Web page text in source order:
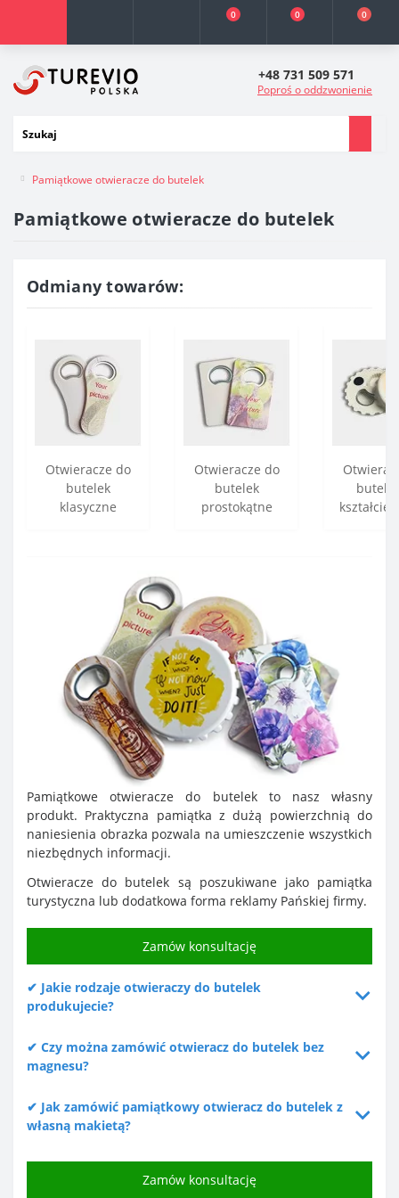
0 0 0
+48 731 509 571
Poproś o oddzwonienie
Pamiątkowe otwieracze do butelek
Pamiątkowe otwieracze do butelek
Odmiany towarów:
Otwieracze do
butelek
klasyczne
Otwieracze do
butelek
prostokątne
kształcie
Pamiątkowe otwieracze do butelek to nasz własny
produkt. Praktyczna pamiątka z dużą powierzchnią do
naniesienia obrazka pozwala na umieszczenie wszystkich
niezbędnych informacji.
Otwieracze do butelek są poszukiwane jako pamiątka
turystyczna lub dodatkowa forma reklamy Pańskiej firmy.
Zamów konsultację
✔ Jakie rodzaje otwieraczy do butelek
produkujecie?
✔ Czy można zamówić otwieracz do butelek bez
magnesu?
✔ Jak zamówić pamiątkowy otwieracz do butelek z
własną makietą?
Zamów konsultację